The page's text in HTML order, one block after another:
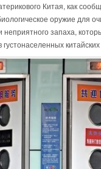
Китая, как
оружие для
неприятного запаха,
густонаселенных